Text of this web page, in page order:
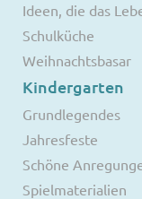
Ideen, die das
Schulküche
Weihnachtsbasar
Kindergarten
Grundlegendes
Jahresfeste
Schöne
Spielmaterialien